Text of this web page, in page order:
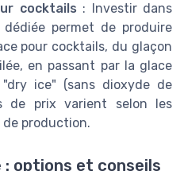
cocktails : Investir dans
permet de produire
pour cocktails, du glaçon
en passant par la glace
ice" (sans dioxyde de
de prix varient selon les
de production.
: options et conseils